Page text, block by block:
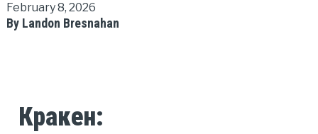
February 8, 2026
By Landon Bresnahan
Кракен: